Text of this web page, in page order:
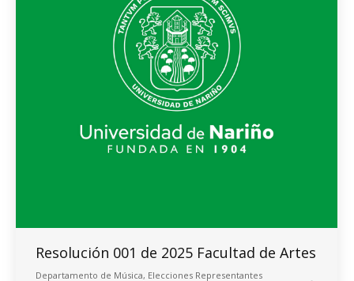
Resolución 001 de 2025 Facultad de Artes
Departamento de Música, Elecciones Representantes